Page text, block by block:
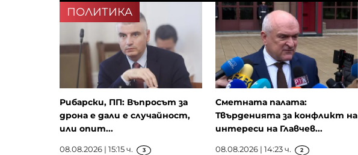
ПОЛИТИКА
Рибарски, ПП: Въпросът за
дрона е дали е случайност,
или опит...
08.08.2026 | 15:15 ч. 3
Сметната палата:
Твърденията за конфликт на
интереси на Главчев...
08.08.2026 | 14:23 ч. 2